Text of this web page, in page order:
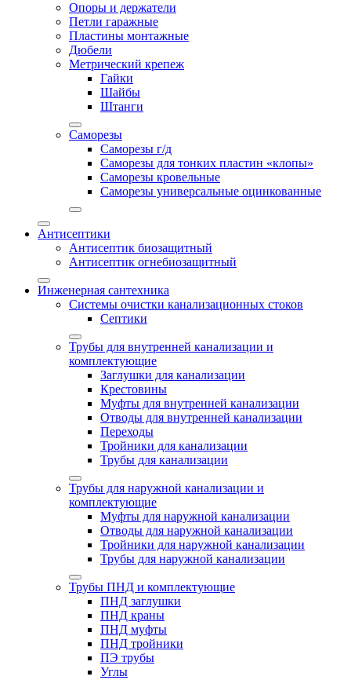
Опоры и держатели
Петли гаражные
Пластины монтажные
Дюбели
Метрический крепеж
Гайки
Шайбы
Штанги
Саморезы
Саморезы г/д
Саморезы для тонких пластин «клопы»
Саморезы кровельные
Саморезы универсальные оцинкованные
Антисептики
Антисептик биозащитный
Антисептик огнебиозащитный
Инженерная сантехника
Системы очистки канализационных стоков
Септики
Трубы для внутренней канализации и
комплектующие
Заглушки для канализации
Крестовины
Муфты для внутренней канализации
Отводы для внутренней канализации
Переходы
Тройники для канализации
Трубы для канализации
Трубы для наружной канализации и
комплектующие
Муфты для наружной канализации
Отводы для наружной канализации
Тройники для наружной канализации
Трубы для наружной канализации
Трубы ПНД и комплектующие
ПНД заглушки
ПНД краны
ПНД муфты
ПНД тройники
ПЭ трубы
Углы